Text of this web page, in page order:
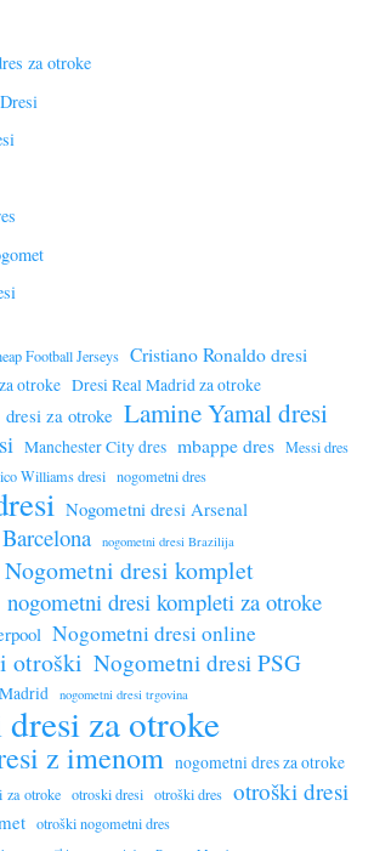
za otroke
Football Jerseys Cristiano Ronaldo dresi
otroke Dresi Real Madrid za otroke
dresi za otroke Lamine Yamal dresi
Manchester City dres mbappe dres Messi dres
Williams dresi nogometni dres
Nogometni dresi Arsenal
nogometni dresi Brazilija
Nogometni dresi komplet
nogometni dresi kompleti za otroke
Nogometni dresi online
otroški Nogometni dresi PSG
nogometni dresi trgovina
za otroke
z imenom nogometni dres za otroke
za otroke otroski dresi otroški dres otroški dresi
otroški nogometni dres